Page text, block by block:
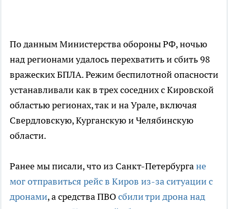
По данным Министерства обороны РФ, ночью
над регионами удалось перехватить и сбить 98
вражеских БПЛА. Режим беспилотной опасности
устанавливали как в трех соседних с Кировской
областью регионах, так и на Урале, включая
Свердловскую, Курганскую и Челябинскую
области.
Ранее мы писали, что из Санкт-Петербургане
мог отправиться рейс в Киров из-за ситуации с
дронами, а средства ПВОсбили три дрона над